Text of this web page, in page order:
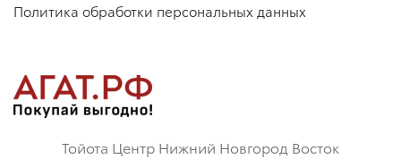
Политика обработки персональных данных
Тойота Центр Нижний Новгород Восток